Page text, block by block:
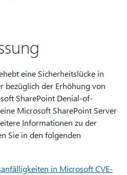
eine Sicherheitslücke in
bezüglich der Erhöhung von
SharePoint Denial-of-
Microsoft SharePoint Server
Informationen zu der
Sie in den folgenden
in Microsoft CVE-